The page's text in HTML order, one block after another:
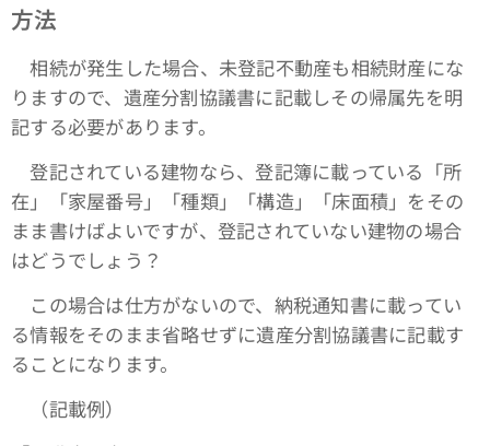
方法
相続が発生した場合、未登記不動産も相続財産にな
りますので、遺産分割協議書に記載しその帰属先を明
記する必要があります。
登記されている建物なら、登記簿に載っている「所
在」「家屋番号」「種類」「構造」「床面積」をその
まま書けばよいですが、登記されていない建物の場合
はどうでしょう？
この場合は仕方がないので、納税通知書に載ってい
る情報をそのまま省略せずに遺産分割協議書に記載す
ることになります。
（記載例）